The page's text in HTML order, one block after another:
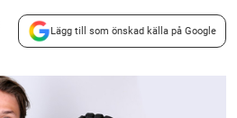
Lägg till som önskad källa på Google